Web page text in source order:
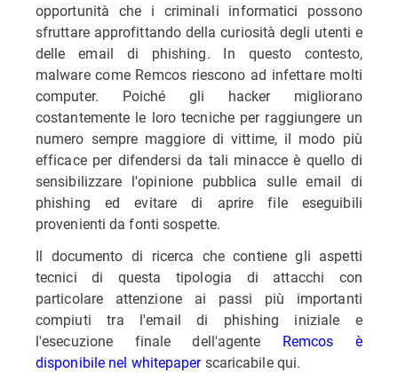
opportunità che i criminali informatici possono
sfruttare approfittando della curiosità degli utenti e
delle email di phishing. In questo contesto,
malware come Remcos riescono ad infettare molti
computer. Poiché gli hacker migliorano
costantemente le loro tecniche per raggiungere un
numero sempre maggiore di vittime, il modo più
efficace per difendersi da tali minacce è quello di
sensibilizzare l'opinione pubblica sulle email di
phishing ed evitare di aprire file eseguibili
provenienti da fonti sospette.
Il documento di ricerca che contiene gli aspetti
tecnici di questa tipologia di attacchi con
particolare attenzione ai passi più importanti
compiuti tra l'email di phishing iniziale e
l'esecuzione finale dell'agente Remcos è
disponibile nel whitepaperscaricabile qui.